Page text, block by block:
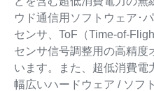
ウド通信用ソフトウェア･
センサ、ToF（Time-of-
センサ信号調整用の高精度
います。また、超低消費電
幅広いハードウェア / ソフ